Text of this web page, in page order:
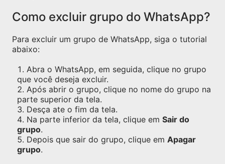
Como excluir grupo do WhatsApp?
Para excluir um grupo de WhatsApp, siga o tutorial
abaixo:
Abra o WhatsApp, em seguida, clique no grupo
que você deseja excluir.
Após abrir o grupo, clique no nome do grupo na
parte superior da tela.
Desça ate o fim da tela.
Na parte inferior da tela, clique em Sair do
grupo.
Depois que sair do grupo, clique em Apagar
grupo.